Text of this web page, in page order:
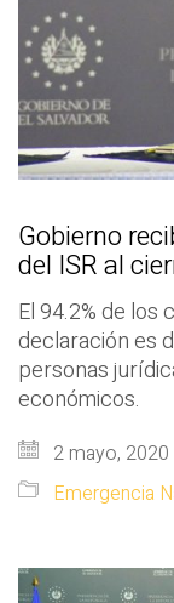
Gobierno
del ISR al
El 94.2% de
declaración es
personas
económicos.
2 mayo, 2020
Emergencia